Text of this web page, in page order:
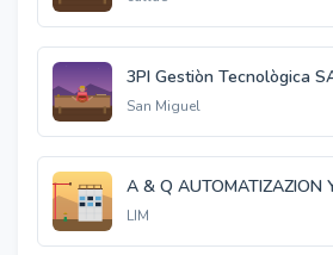
3PI Gestiòn Tecnològica
San Miguel
A & Q AUTOMATIZAZION
LIM